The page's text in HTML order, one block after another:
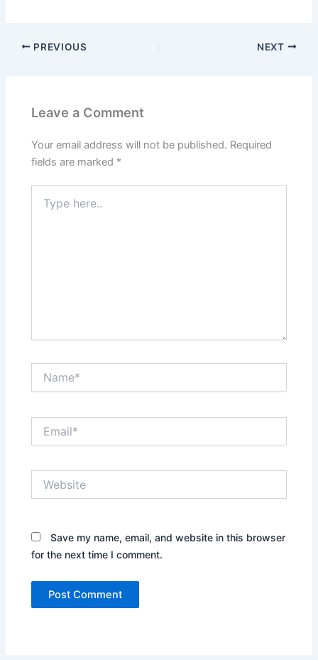
PREVIOUS NEXT
Leave a Comment
Your email address will not be published. Required
fields are marked *
here..
Save my name, email, and website in this browser
for the next time I comment.